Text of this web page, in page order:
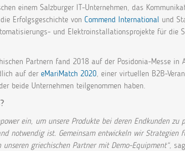
einem Salzburger IT-Unternehmen, das
Erfolgsgeschichte von Commend International und
und Elektroinstallationsprojekte für die
Partnern fand 2018 auf der Posidonia-Messe in
auf der eMariMatch 2020, einer virtuellen B2B-
beide Unternehmen teilgenommen haben.
ein, um unsere Produkte bei deren Endkunden zu
notwendig ist. Gemeinsam entwickeln wir Strategien
griechischen Partner mit Demo-Equipment“,